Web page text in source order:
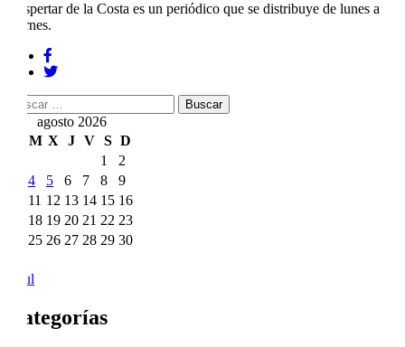
Despertar de la Costa es un periódico que se distribuye de lunes a
viernes.
Buscar:
agosto 2026
M X J V S D
1
2
4 5 6 7 8
9
11 12 13 14 15 16
18 19 20 21 22 23
25 26 27 28 29 30
« Jul
Categorías